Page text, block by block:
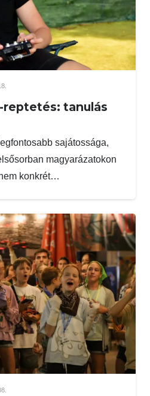
reptetés: tanulás
sajátossága,
magyarázatokon
konkrét…